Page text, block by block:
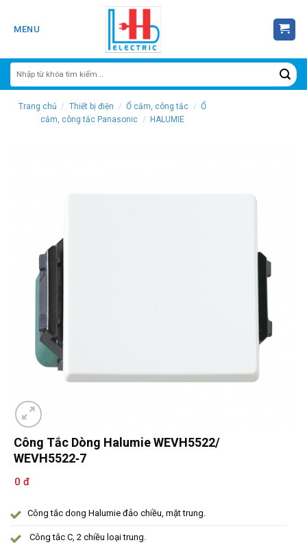
MENU
Trang chủ / Thiết bị điện / Ổ cắm, công tắc / Ổ
cắm, công tắc Panasonic / HALUMIE
Công Tắc Dòng Halumie WEVH5522/
WEVH5522‑7
0 đ
Công tắc dong Halumie đảo chiều, mặt trung.
Công tắc C, 2 chiều loại trung.